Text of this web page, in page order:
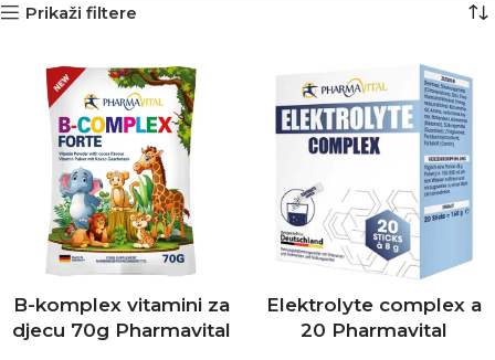
Prikaži filtere
B-komplex vitamini za
djecu 70g Pharmavital
Elektrolyte complex a
20 Pharmavital